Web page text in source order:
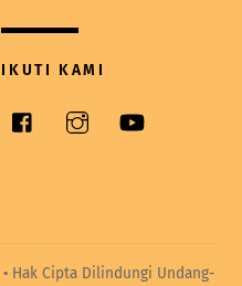
IKUTI KAMI
Facebook
• Hak Cipta Dilindungi Undang-